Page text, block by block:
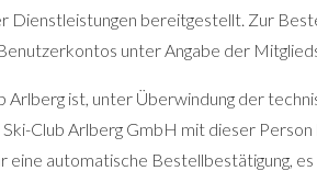
Dienstleistungen bereitgestellt. Zur
unter Angabe der
Arlberg ist, unter Überwindung der
Club Arlberg GmbH mit dieser
automatische Bestellbestätigung,